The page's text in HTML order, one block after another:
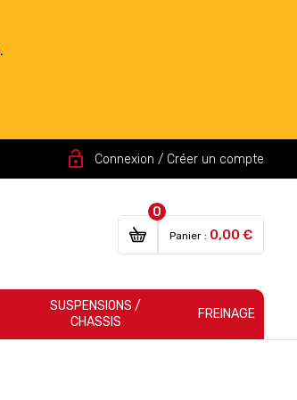
.
lock_open Connexion / Créer un compte
0
Panier : 0,00 €
SUSPENSIONS /
CHASSIS
FREINAGE